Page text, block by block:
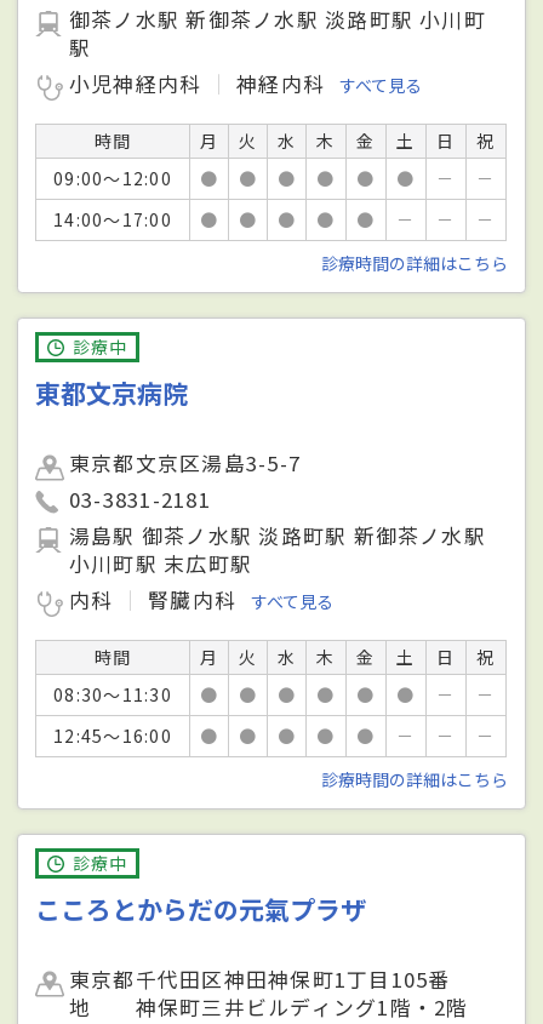
御茶ノ水駅 新御茶ノ水駅 淡路町駅 小川町
駅
小児神経内科
神経内科 すべて見る
時間 月 火 水 木 金 土 日
祝
09:00～12:00
● ● ● ● ● ● －
－
14:00～17:00
● ● ● ● ● － －
－
診療時間の詳細はこちら
診療中
東都文京病院
東京都文京区湯島3-5-7
03-3831-2181
湯島駅 御茶ノ水駅 淡路町駅 新御茶ノ水駅
小川町駅 末広町駅
内科
腎臓内科 すべて見る
時間 月 火 水 木 金 土 日
祝
08:30～11:30
● ● ● ● ● ● －
－
12:45～16:00
● ● ● ● ● － －
－
診療時間の詳細はこちら
診療中
こころとからだの元氣プラザ
東京都千代田区神田神保町1丁目105番
地 神保町三井ビルディング1階・2階